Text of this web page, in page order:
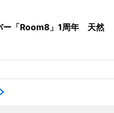
ー「Room8」1周年 天然